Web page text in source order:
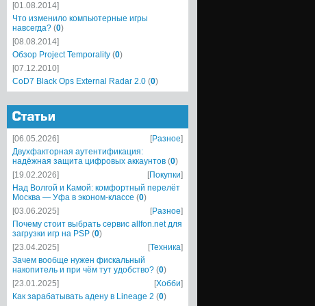
[01.08.2014]
Что изменило компьютерные игры
навсегда? (0)
[08.08.2014]
Обзор Project Temporality (0)
[07.12.2010]
CoD7 Black Ops External Radar 2.0 (0)
[06.05.2026] [Разное]
Двухфакторная аутентификация:
надёжная защита цифровых аккаунтов (0)
[19.02.2026]
[Покупки]
Над Волгой и Камой: комфортный перелёт
Москва — Уфа в эконом-классе (0)
[03.06.2025]
[Разное]
Почему стоит выбрать сервис allfon.net для
загрузки игр на PSP (0)
[23.04.2025]
[Техника]
Зачем вообще нужен фискальный
накопитель и при чём тут удобство? (0)
[23.01.2025]
[Хобби]
Как зарабатывать адену в Lineage 2 (0)